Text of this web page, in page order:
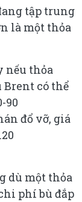
tập trung
là một thỏa
nếu thỏa
có thể
90
đổ vỡ, giá
dù một thỏa
phí bù đắp